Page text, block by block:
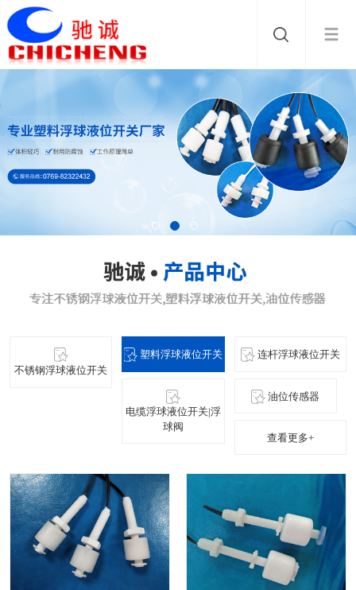
不锈钢浮球液位开关
塑料浮球液位开关 连杆浮球液位开关
电缆浮球液位开关|浮
球阀
油位传感器
查看更多+